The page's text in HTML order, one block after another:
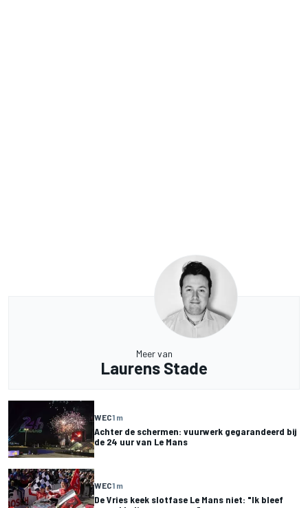
Meer van
Laurens Stade
WEC1 m
Achter de schermen: vuurwerk gegarandeerd bij
de 24 uur van Le Mans
WEC1 m
De Vries keek slotfase Le Mans niet: "Ik bleef